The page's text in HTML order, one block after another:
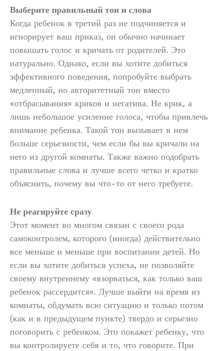
Выберите правильный тон и слова
Когда ребенок в третий раз не подчиняется и
игнорирует ваш приказ, он обычно начинает
повышать голос и кричать от родителей. Это
натурально. Однако, если вы хотите добиться
эффективного поведения, попробуйте выбрать
медленный, но авторитетный тон вместо
«отбрасывания» криков и негатива. Не крик, а
лишь небольшое усиление голоса, чтобы привлечь
внимание ребенка. Такой тон вызывает в нем
больше серьезности, чем если бы вы кричали на
него из другой комнаты. Также важно подобрать
правильные слова и лучше всего четко и кратко
объяснить, почему вы что-то от него требуете.
Не реагируйте сразу
Этот момент во многом связан с своего рода
самоконтролем, которого (иногда) действительно
все меньше и меньше при воспитании детей. Но
если вы хотите добиться успеха, не позволяйте
своему внутреннему «взорваться, как только ваш
ребенок рассердится». Лучше выйти на время из
комнаты, обдумать всю ситуацию и только потом
(как и в предыдущем пункте) твердо и серьезно
поговорить с ребенком. Это покажет ребенку, что
вы контролируете себя и то, что говорите. При